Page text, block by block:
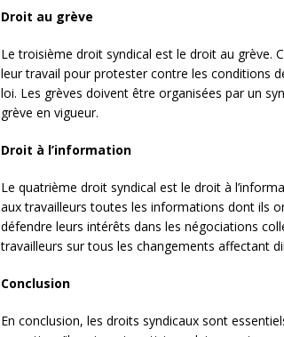
Droit au grève
Le troisième droit syndical est le droit au grève.
leur travail pour protester contre les conditions
loi. Les grèves doivent être organisées par un
grève en vigueur.
Droit à l’information
Le quatrième droit syndical est le droit à
aux travailleurs toutes les informations dont ils
défendre leurs intérêts dans les négociations
travailleurs sur tous les changements affectant
Conclusion
En conclusion, les droits syndicaux sont